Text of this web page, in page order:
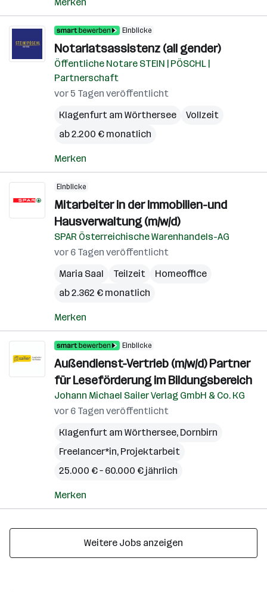
Einblicke
Notariatsassistenz (all gender)
Öffentliche Notare STEIN | PÖSCHL |
Partnerschaft
vor 5 Tagen veröffentlicht
Klagenfurt am Wörthersee
Vollzeit
ab 2.200 € monatlich
Merken
Einblicke
Mitarbeiter in der Immobilien-und
Hausverwaltung (m/w/d)
SPAR Österreichische Warenhandels-AG
vor 6 Tagen veröffentlicht
Maria Saal
Teilzeit
Homeoffice
ab 2.362 € monatlich
Merken
Einblicke
Außendienst-Vertrieb (m/w/d) Partner
für Leseförderung im Bildungsbereich
Johann Michael Sailer Verlag GmbH & Co. KG
vor 6 Tagen veröffentlicht
Klagenfurt am Wörthersee, Dornbirn
Freelancer*in, Projektarbeit
25.000 € – 60.000 € jährlich
Merken
Weitere Jobs anzeigen